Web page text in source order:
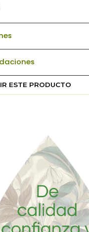
ESTE PRODUCTO